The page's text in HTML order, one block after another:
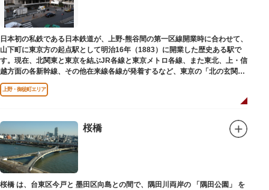
日本初の私鉄である日本鉄道が、上野-熊谷間の第一区線開業時に合わせて、
山下町に東京方の起点駅として明治16年（1883）に開業した歴史ある駅で
す。現在、北関東と東京を結ぶJR各線と東京メトロ各線、また東北、上・信
越方面の各新幹線、その他在来線各線が発着するなど、東京の「北の玄関
口」として機能しています。
上野・御徒町エリア
桜橋
桜橋 は、台東区今戸と 墨田区向島との間で、隅田川両岸の 「隅田公園」 を